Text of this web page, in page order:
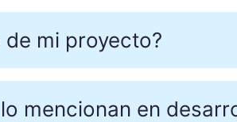
mi proyecto?
mencionan en